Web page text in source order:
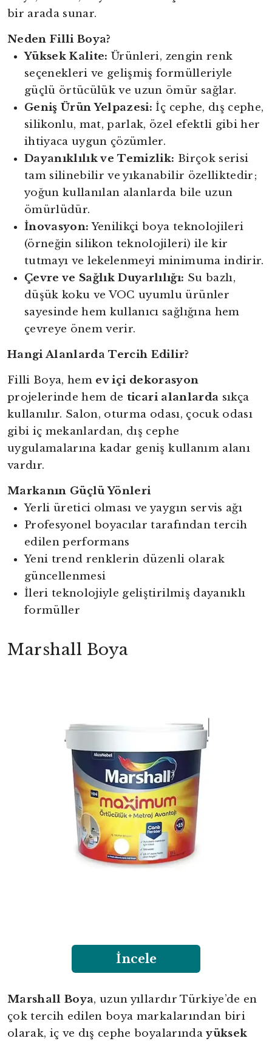
bir arada sunar.
Neden Filli Boya?
Yüksek Kalite: Ürünleri, zengin renk
seçenekleri ve gelişmiş formülleriyle
güçlü örtücülük ve uzun ömür sağlar.
Geniş Ürün Yelpazesi: İç cephe, dış cephe,
silikonlu, mat, parlak, özel efektli gibi her
ihtiyaca uygun çözümler.
Dayanıklılık ve Temizlik: Birçok serisi
tam silinebilir ve yıkanabilir özelliktedir;
yoğun kullanılan alanlarda bile uzun
ömürlüdür.
İnovasyon: Yenilikçi boya teknolojileri
(örneğin silikon teknolojileri) ile kir
tutmayı ve lekelenmeyi minimuma indirir.
Çevre ve Sağlık Duyarlılığı: Su bazlı,
düşük koku ve VOC uyumlu ürünler
sayesinde hem kullanıcı sağlığına hem
çevreye önem verir.
Hangi Alanlarda Tercih Edilir?
Filli Boya, hem ev içi dekorasyon
projelerinde hem de ticari alanlarda sıkça
kullanılır. Salon, oturma odası, çocuk odası
gibi iç mekanlardan, dış cephe
uygulamalarına kadar geniş kullanım alanı
vardır.
Markanın Güçlü Yönleri
Yerli üretici olması ve yaygın servis ağı
Profesyonel boyacılar tarafından tercih
edilen performans
Yeni trend renklerin düzenli olarak
güncellenmesi
İleri teknolojiyle geliştirilmiş dayanıklı
formüller
Marshall Boya
İncele
Marshall Boya, uzun yıllardır Türkiye’de en
çok tercih edilen boya markalarından biri
olarak, iç ve dış cephe boyalarındayüksek